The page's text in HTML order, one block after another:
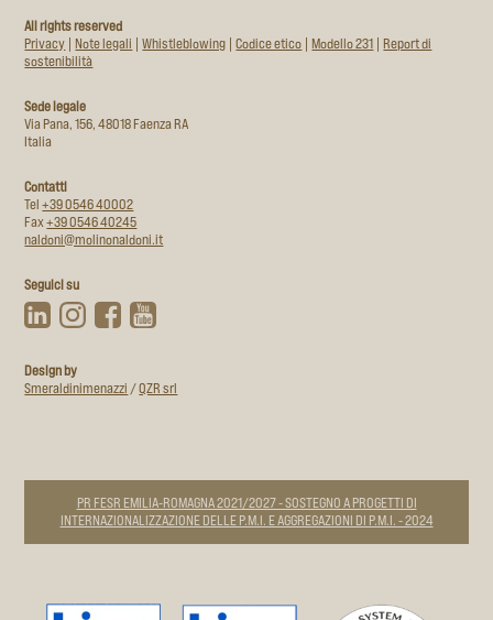
All rights reserved
Privacy |Note legali |Whistleblowing |Codice etico |Modello 231 |Report di
sostenibilità
Sede legale
Via Pana, 156, 48018 Faenza RA
Italia
Contatti
Tel+39 0546 40002
Fax+39 0546 40245
naldoni@molinonaldoni.it
Seguici su
Design by
Smeraldinimenazzi /QZR srl
PR FESR EMILIA-ROMAGNA 2021/2027 - SOSTEGNO A PROGETTI DI
INTERNAZIONALIZZAZIONE DELLE P.M.I. E AGGREGAZIONI DI P.M.I. - 2024